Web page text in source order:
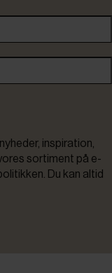
inspiration,
sortiment på e-
Du kan altid